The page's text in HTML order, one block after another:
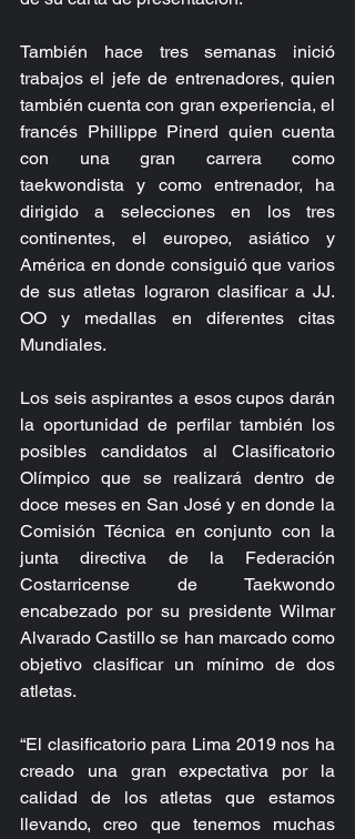
También hace tres semanas inició
trabajos el jefe de entrenadores, quien
también cuenta con gran experiencia, el
francés Phillippe Pinerd quien cuenta
con una gran carrera como
taekwondista y como entrenador, ha
dirigido a selecciones en los tres
continentes, el europeo, asiático y
América en donde consiguió que varios
de sus atletas lograron clasificar a JJ.
OO y medallas en diferentes citas
Mundiales.
Los seis aspirantes a esos cupos darán
la oportunidad de perfilar también los
posibles candidatos al Clasificatorio
Olímpico que se realizará dentro de
doce meses en San José y en donde la
Comisión Técnica en conjunto con la
junta directiva de la Federación
Costarricense de Taekwondo
encabezado por su presidente Wilmar
Alvarado Castillo se han marcado como
objetivo clasificar un mínimo de dos
atletas.
“El clasificatorio para Lima 2019 nos ha
creado una gran expectativa por la
calidad de los atletas que estamos
llevando, creo que tenemos muchas